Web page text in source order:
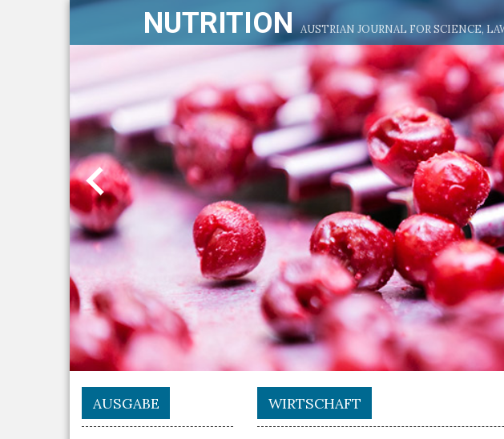
NUTRITIONAUSTRIAN JOURNAL FOR SCIENCE,
AUSGABE WIRTSCHAFT